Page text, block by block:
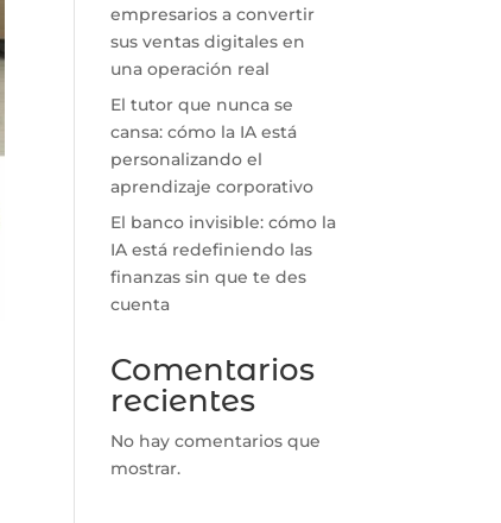
empresarios a convertir
sus ventas digitales en
una operación real
El tutor que nunca se
cansa: cómo la IA está
personalizando el
aprendizaje corporativo
El banco invisible: cómo la
IA está redefiniendo las
finanzas sin que te des
cuenta
Comentarios
recientes
No hay comentarios que
mostrar.